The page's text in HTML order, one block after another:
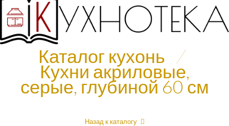
Каталог кухонь /
Кухни акриловые,
серые, глубиной 60 см
Назад к каталогу